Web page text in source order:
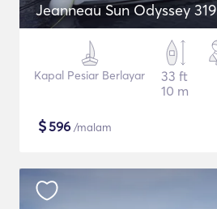
Jeanneau Sun Odyssey 319
Kapal Pesiar Berlayar
33 ft
10 m
$596 /malam